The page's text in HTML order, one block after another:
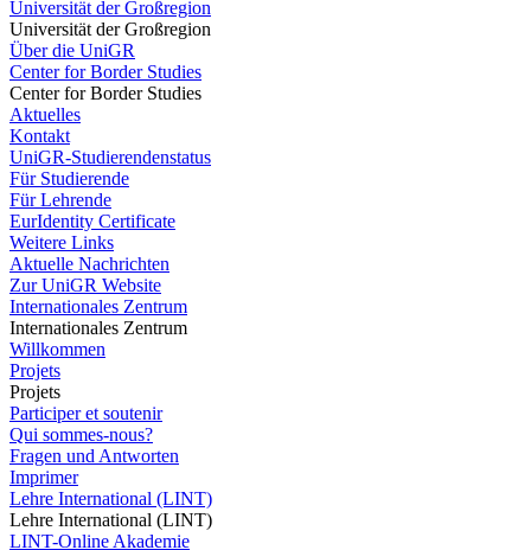
Universität der Großregion
Universität der Großregion
Über die UniGR
Center for Border Studies
Center for Border Studies
Aktuelles
Kontakt
UniGR-Studierendenstatus
Für Studierende
Für Lehrende
EurIdentity Certificate
Weitere Links
Aktuelle Nachrichten
Zur UniGR Website
Internationales Zentrum
Internationales Zentrum
Willkommen
Projets
Projets
Participer et soutenir
Qui sommes-nous?
Fragen und Antworten
Imprimer
Lehre International (LINT)
Lehre International (LINT)
LINT-Online Akademie